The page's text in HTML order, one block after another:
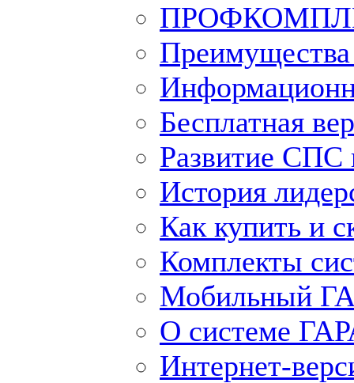
Бесплатная
Развитие СПС
История
Как купить и
Комплекты
Мобильный
О системе
Интернет-